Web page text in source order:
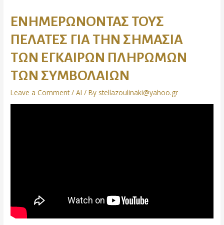
ΕΝΗΜΕΡΩΝΟΝΤΑΣ ΤΟΥΣ
ΠΕΛΑΤΕΣ ΓΙΑ ΤΗΝ ΣΗΜΑΣΙΑ
ΤΩΝ ΕΓΚΑΙΡΩΝ ΠΛΗΡΩΜΩΝ
ΤΩΝ ΣΥΜΒΟΛΑΙΩΝ
Leave a Comment /AI / By stellazoulinaki@yahoo.gr